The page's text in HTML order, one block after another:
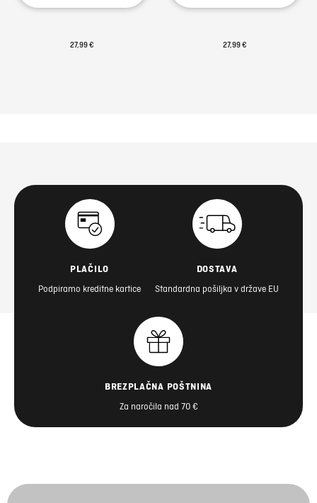
27,99 € 27,99 €
PLAČILO
Podpiramo kreditne kartice
DOSTAVA
Standardna pošiljka v države EU
BREZPLAČNA POŠTNINA
Za naročila nad 70 €